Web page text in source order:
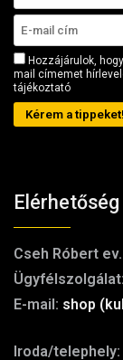
Hozzájárulok,
mail címemet
tájékoztató
Kérem a tippeket!
Elérhetőség
Cseh Róbert
Ügyfélszolgálat:
E-mail: shop
Iroda/telephely: